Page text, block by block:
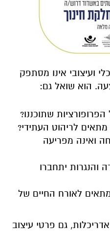
ועיצובי אינו מסתפק
הוא שואל גם:
שתוכננו?
לריהוט העתידי?
ואינה מפריעה
והנגרות יתחברו
לאורח החיים של
גם פרטי עיצוב